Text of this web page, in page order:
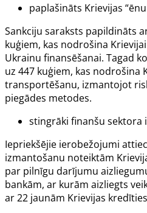
paplašināts Krievijas
Sankciju saraksts papildināts
kuģiem, kas nodrošina
Ukrainu finansēšanai. Tagad
uz 447 kuģiem, kas nodrošina
transportēšanu, izmantojot
piegādes metodes.
stingrāki finanšu sektora
Iepriekšējie ierobežojumi
izmantošanu noteiktām
par pilnīgu darījumu
bankām, ar kurām aizliegts
ar 22 jaunām Krievijas